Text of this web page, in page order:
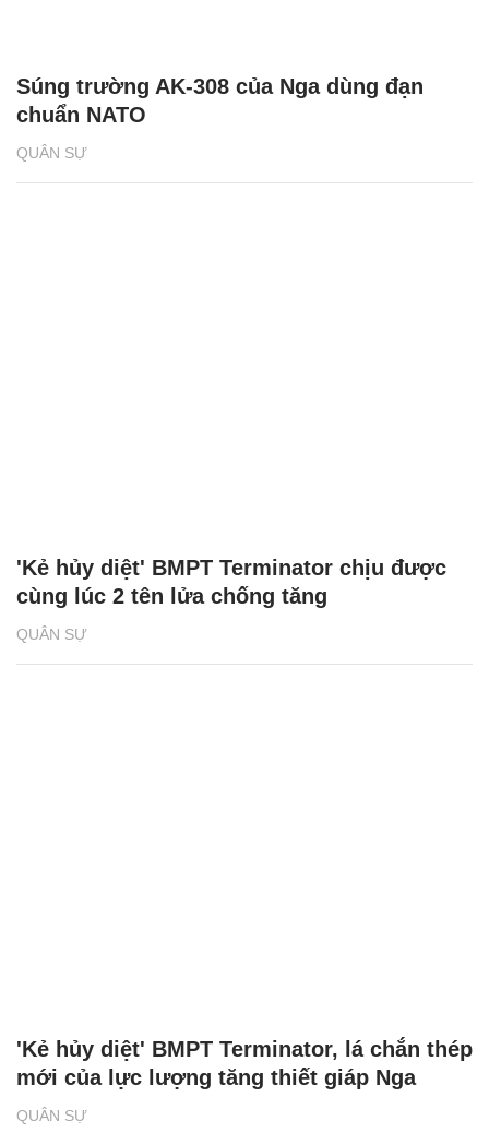
QUÂN SỰ
Súng trường AK-308 của Nga dùng đạn
chuẩn NATO
QUÂN SỰ
'Kẻ hủy diệt' BMPT Terminator chịu được
cùng lúc 2 tên lửa chống tăng
QUÂN SỰ
'Kẻ hủy diệt' BMPT Terminator, lá chắn thép
mới của lực lượng tăng thiết giáp Nga